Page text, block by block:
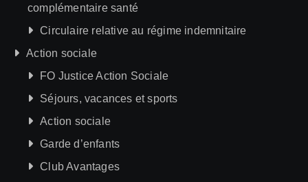
complémentaire santé
Circulaire relative au régime indemnitaire
Action sociale
FO Justice Action Sociale
Séjours, vacances et sports
Action sociale
Garde d’enfants
Club Avantages